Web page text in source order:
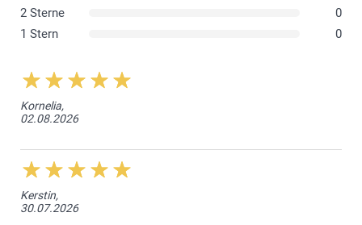
2 Sterne
0
1 Stern
0
Kornelia,
02.08.2026
Kerstin,
30.07.2026